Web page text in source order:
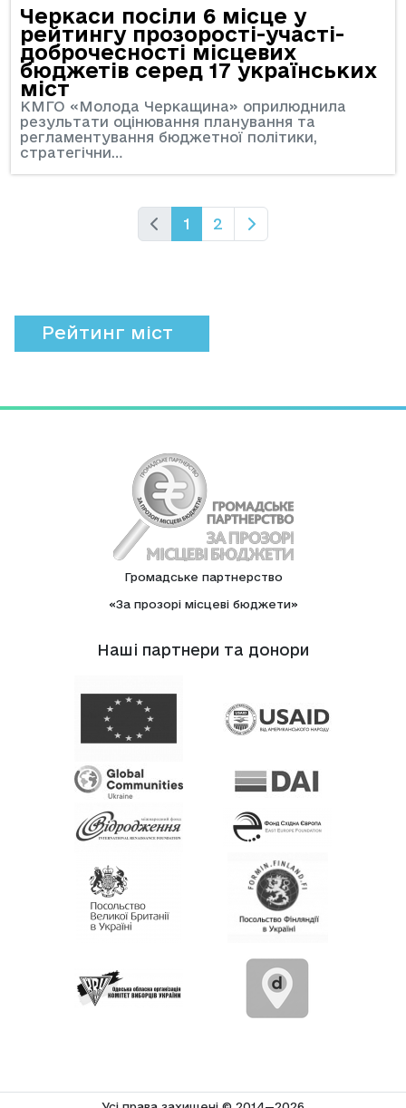
Черкаси посіли 6 місце у
рейтингу прозорості-участі-
доброчесності місцевих
бюджетів серед 17 українських
міст
КМГО «Молода Черкащина» оприлюднила
результати оцінювання планування та
регламентування бюджетної політики,
стратегічни…
1 2
Рейтинг міст
Громадське партнерство
«За прозорі місцеві бюджети»
Нашi партнери та донори